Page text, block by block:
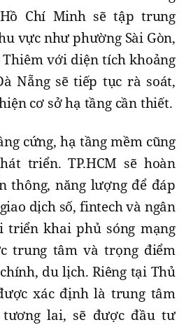
Chí Minh sẽ tập trung
vực như phường Sài Gòn,
với diện tích khoảng
Nẵng sẽ tiếp tục rà soát,
cơ sở hạ tầng cần thiết.
cứng, hạ tầng mềm cũng
triển. TP.HCM sẽ hoàn
thông, năng lượng để đáp
dịch số, fintech và ngân
triển khai phủ sóng mạng
trung tâm và trọng điểm
du lịch. Riêng tại Thủ
xác định là trung tâm
lai, sẽ được đầu tư